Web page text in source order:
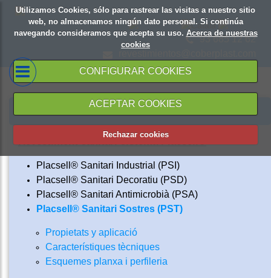
Utilizamos Cookies, sólo para rastrear las visitas a nuestro sitio
web, no almacenamos ningún dato personal. Si continúa
navegando consideramos que acepta su uso. Acerca de nuestras
cookies
CONFIGURAR COOKIES
ACEPTAR COOKIES
Rechazar cookies
93 685 12 62
PRODUCTES Y SERVEIS
Revestiment sanitàri sistema Placsell®
Placsell® Sanitari Industrial (PSI)
Placsell® Sanitari Decoratiu (PSD)
Placsell® Sanitari Antimicrobià (PSA)
Placsell® Sanitari Sostres (PST)
Propietats y aplicació
Característiques tècniques
Esquemes planxa i perfileria